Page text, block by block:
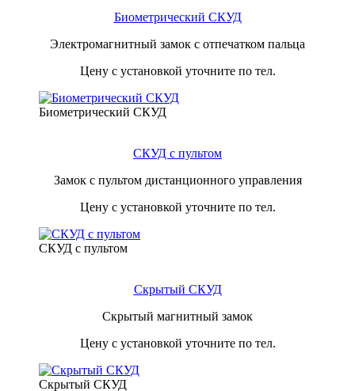
Биометрический СКУД
Электромагнитный замок с отпечатком пальца
Цену с установкой уточните по тел.
Биометрический СКУД
СКУД с пультом
Замок с пультом дистанционного управления
Цену с установкой уточните по тел.
СКУД с пультом
Скрытый СКУД
Скрытый магнитный замок
Цену с установкой уточните по тел.
Скрытый СКУД